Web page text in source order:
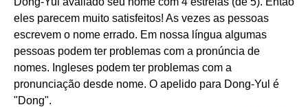
eles parecem muito satisfeitos! As vezes as pessoas
escrevem o nome errado. Em nossa língua algumas
pessoas podem ter problemas com a pronúncia de
nomes. Ingleses podem ter problemas com a
pronunciação desde nome. O apelido para Dong-Yul é
"Dong".